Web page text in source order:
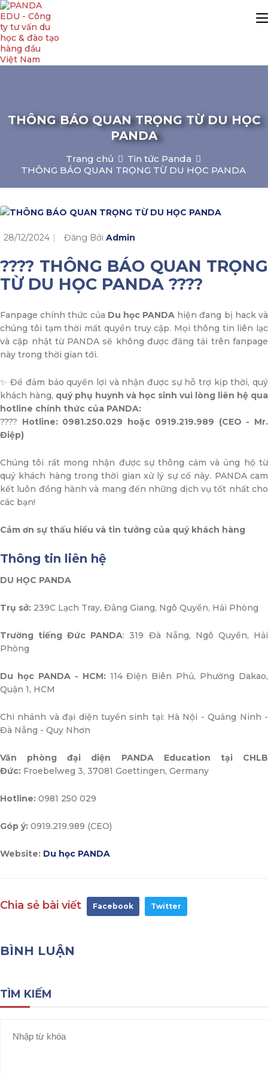
THÔNG BÁO QUAN TRỌNG TỪ DU HỌC
PANDA
Trang chủ
Tin tức Panda
THÔNG BÁO QUAN TRỌNG TỪ DU HỌC PANDA
28/12/2024 Đăng Bởi Admin
???? THÔNG BÁO QUAN TRỌNG
TỪ DU HỌC PANDA ????
Fanpage chính thức của Du học PANDA hiện đang bị hack và
chúng tôi tạm thời mất quyền truy cập. Mọi thông tin liên lạc
và cập nhật từ PANDA sẽ không được đăng tải trên fanpage
này trong thời gian tới.
✨ Để đảm bảo quyền lợi và nhận được sự hỗ trợ kịp thời, quý
khách hàng, quý phụ huynh và học sinh vui lòng liên hệ qua
hotline chính thức của PANDA:
???? Hotline: 0981.250.029 hoặc 0919.219.989 (CEO - Mr.
Điệp)
Chúng tôi rất mong nhận được sự thông cảm và ủng hộ từ
quý khách hàng trong thời gian xử lý sự cố này. PANDA cam
kết luôn đồng hành và mang đến những dịch vụ tốt nhất cho
các bạn!
Cảm ơn sự thấu hiểu và tin tưởng của quý khách hàng
Thông tin liên hệ
DU HỌC PANDA
Trụ sở: 239C Lạch Tray, Đằng Giang, Ngô Quyền, Hải Phòng
Trường tiếng Đức PANDA: 319 Đà Nẵng, Ngô Quyền, Hải
Phòng
Du học PANDA - HCM:114 Điện Biên Phủ, Phường Dakao,
Quận 1, HCM
Chi nhánh và đại diện tuyển sinh tại: Hà Nội - Quảng Ninh -
Đà Nẵng - Quy Nhơn
Văn phòng đại diện PANDA Education tại CHLB
Đức: Froebelweg 3, 37081 Goettingen, Germany
Hotline: 0981 250 029
Góp ý: 0919.219.989 (CEO)
Website: Du học PANDA
Chia sẻ bài viết Facebook Twitter
BÌNH LUẬN
TÌM KIẾM